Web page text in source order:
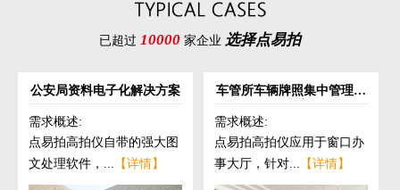
已超过 10000 家企业 选择点易拍
公安局资料电子化解决方案
需求概述:
点易拍高拍仪自带的强大图
文处理软件，... 【详情】
车管所车辆牌照集中管理解
需求概述:
点易拍高拍仪应用于窗口办
事大厅，针对... 【详情】